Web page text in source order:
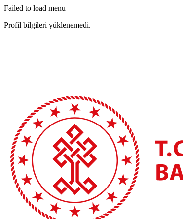
Failed to load menu
Profil bilgileri yüklenemedi.